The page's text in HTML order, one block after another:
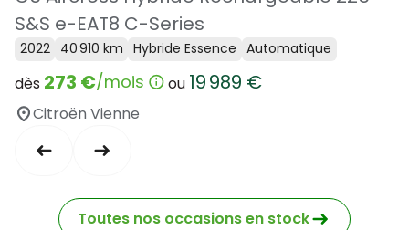
S&S e-EAT8 C-Series
2022 40 910 km Hybride Essence Automatique
dès 273 €/mois ou 19 989 €
Citroën Vienne
Toutes nos occasions en stock